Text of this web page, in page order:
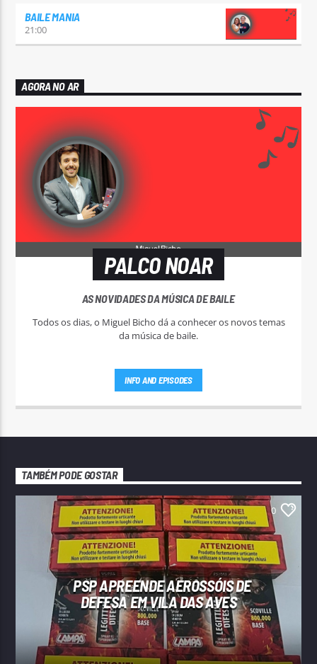
BAILE MANIA
21:00
AGORA NO AR
PALCO NOAR
AS NOVIDADES DA MÚSICA DE BAILE
Todos os dias, o Miguel Bicho dá a conhecer os novos temas
da música de baile.
INFO AND EPISODES
TAMBÉM PODE GOSTAR
0
PSP APREENDE AEROSSÓIS DE
DEFESA EM VILA DAS AVES